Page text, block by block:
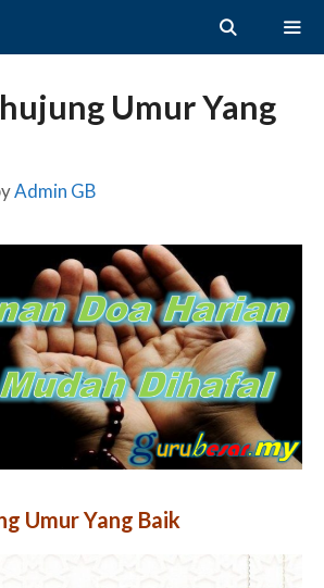
Umur Yang
Admin GB
Umur Yang Baik